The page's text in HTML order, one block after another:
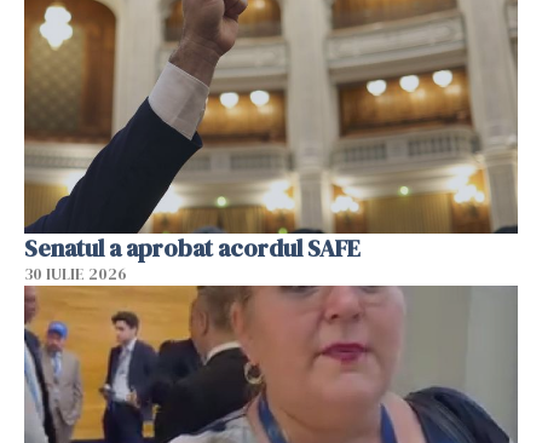
Senatul a aprobat acordul SAFE
30 IULIE 2026